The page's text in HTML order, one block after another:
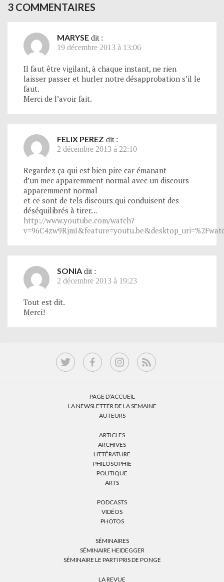
3 COMMENTAIRES
MARYSE dit :
19 décembre 2013 à 13:06
Il faut être vigilant, à chaque instant, ne rien
laisser passer et hurler notre désapprobation s’il le
faut.
Merci de l’avoir fait.
FELIX PEREZ dit :
2 décembre 2013 à 22:10
Regardez ça qui est bien pire car émanant
d’un mec apparemment normal avec un discours
apparemment normal
et ce sont de tels discours qui conduisent des
déséquilibrés à tirer…
http://www.youtube.com/watch?
SONIA dit :
2 décembre 2013 à 19:23
Tout est dit.
Merci!
PAGE D’ACCUEIL
LA NEWSLETTER DE LA SEMAINE
AUTEURS
ARTICLES
ARCHIVES
LITTÉRATURE
PHILOSOPHIE
POLITIQUE
ARTS
PODCASTS
VIDÉOS
PHOTOS
SÉMINAIRES
SÉMINAIRE HEIDEGGER
SÉMINAIRE LE PARTI PRIS DE PONGE
LA REVUE